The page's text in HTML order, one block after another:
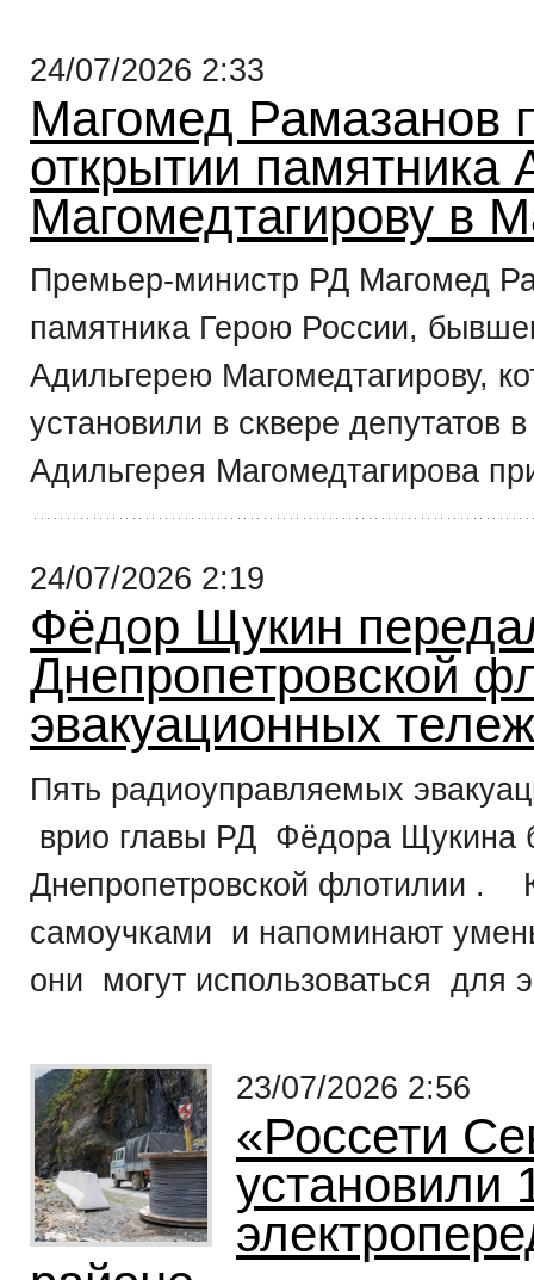
24/07/2026 2:33
Магомед Рамазанов
открытии памятника
Магомедтагирову в
Премьер-министр РД Магомед
памятника Герою России,
Адильгерею Магомедтагирову,
установили в сквере депутатов
Адильгерея Магомедтагирова
24/07/2026 2:19
Фёдор Щукин
Днепропетровской
эвакуационных
Пять радиоуправляемых
врио главы РД Фёдора Щукина
Днепропетровской флотилии .
самоучками и напоминают
они могут использоваться для
23/07/2026 2:56
«Россети
установили